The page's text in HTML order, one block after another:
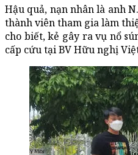
Hậu quả, nạn nhân là anh
thành viên tham gia làm
cho biết, kẻ gây ra vụ nổ
cấp cứu tại BV Hữu nghị